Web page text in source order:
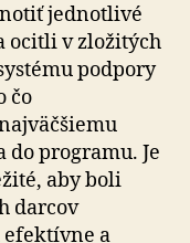
jednotlivé
ocitli v zložitých
podpory
čo
programu. Je
aby boli
darcov
a